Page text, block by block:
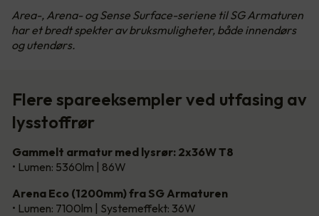
Area-, Arena- og Sense Surface-seriene til SG Armaturen
har et bredt spekter av bruksmuligheter, både innendørs
og utendørs.
Flere spareeksempler ved utfasing av
lysstoffrør
Gammelt armatur med lysrør: 2x36W T8
• Lumen: 5360lm | 86W
Arena Eco (1200mm) fra SG Armaturen
• Lumen: 7100lm | Systemeffekt: 36W